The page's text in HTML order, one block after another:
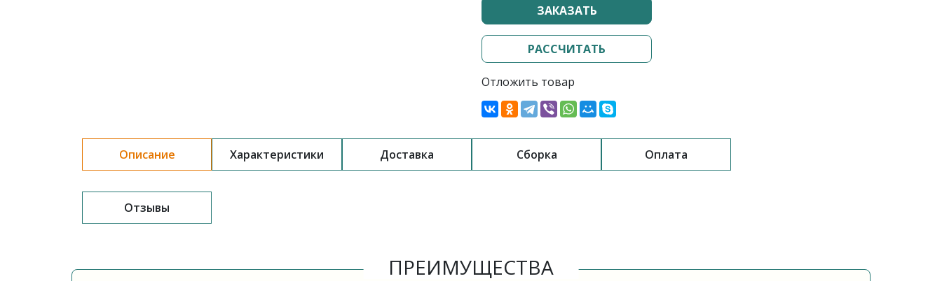
ЗАКАЗАТЬ
РАССЧИТАТЬ
Отложить товар
Описание Характеристики Доставка Сборка Оплата
Отзывы
ПРЕИМУЩЕСТВА